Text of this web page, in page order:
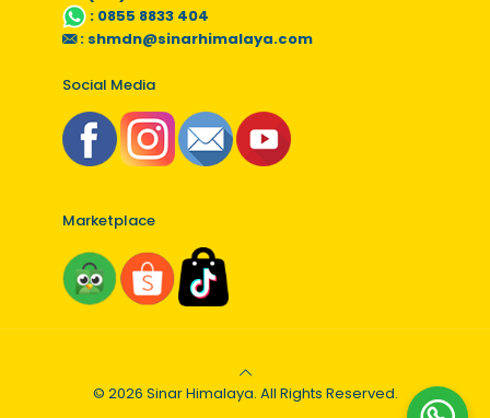
: 0855 8833 404
: shmdn@sinarhimalaya.com
Social Media
Marketplace
© 2026 Sinar Himalaya. All Rights Reserved.